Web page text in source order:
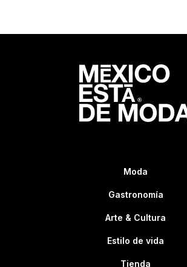
Moda
Gastronomía
Arte & Cultura
Estilo de vida
Tienda